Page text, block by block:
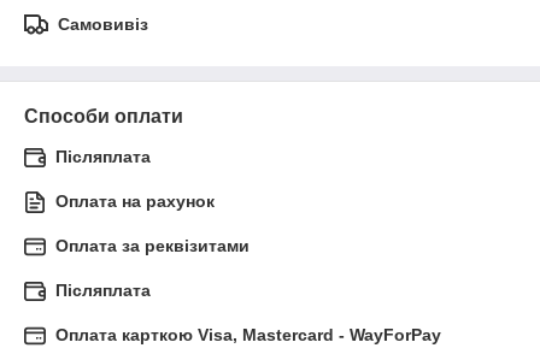
Самовивіз
Способи оплати
Післяплата
Оплата на рахунок
Оплата за реквізитами
Післяплата
Оплата карткою Visa, Mastercard - WayForPay